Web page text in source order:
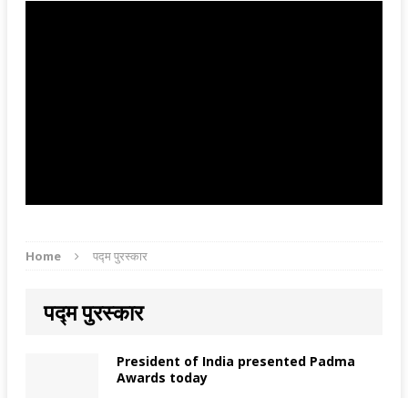
Home पद्म पुरस्कार
पद्म पुरस्कार
President of India presented Padma
Awards today